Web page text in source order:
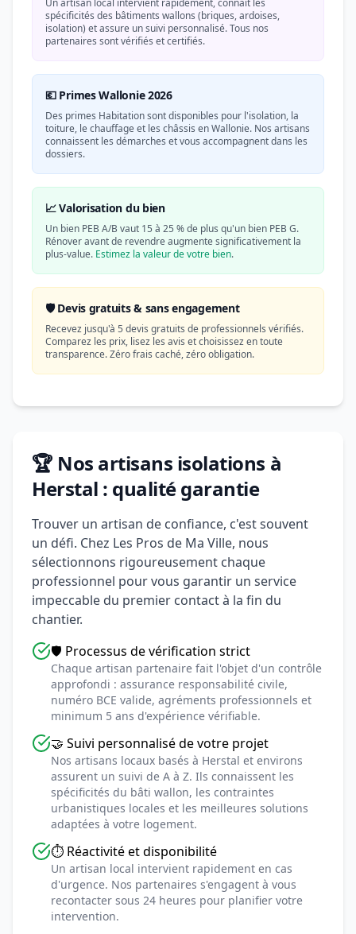
Un artisan local intervient rapidement, connaît les
spécificités des bâtiments wallons (briques, ardoises,
isolation) et assure un suivi personnalisé. Tous nos
partenaires sont vérifiés et certifiés.
💶 Primes Wallonie 2026
Des primes Habitation sont disponibles pour l'isolation, la
toiture, le chauffage et les châssis en Wallonie. Nos artisans
connaissent les démarches et vous accompagnent dans les
dossiers.
📈 Valorisation du bien
Un bien PEB A/B vaut 15 à 25 % de plus qu'un bien PEB G.
Rénover avant de revendre augmente significativement la
plus-value. Estimez la valeur de votre bien.
🛡️ Devis gratuits & sans engagement
Recevez jusqu'à 5 devis gratuits de professionnels vérifiés.
Comparez les prix, lisez les avis et choisissez en toute
transparence. Zéro frais caché, zéro obligation.
🏆 Nos artisans isolations à
Herstal : qualité garantie
Trouver un artisan de confiance, c'est souvent
un défi. Chez Les Pros de Ma Ville, nous
sélectionnons rigoureusement chaque
professionnel pour vous garantir un service
impeccable du premier contact à la fin du
chantier.
🛡️ Processus de vérification strict
Chaque artisan partenaire fait l'objet d'un contrôle
approfondi : assurance responsabilité civile,
numéro BCE valide, agréments professionnels et
minimum 5 ans d'expérience vérifiable.
🤝 Suivi personnalisé de votre projet
Nos artisans locaux basés à Herstal et environs
assurent un suivi de A à Z. Ils connaissent les
spécificités du bâti wallon, les contraintes
urbanistiques locales et les meilleures solutions
adaptées à votre logement.
⏱️ Réactivité et disponibilité
Un artisan local intervient rapidement en cas
d'urgence. Nos partenaires s'engagent à vous
recontacter sous 24 heures pour planifier votre
intervention.